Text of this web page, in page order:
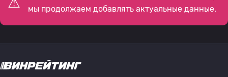
мы продолжаем добавлять актуальные данные.